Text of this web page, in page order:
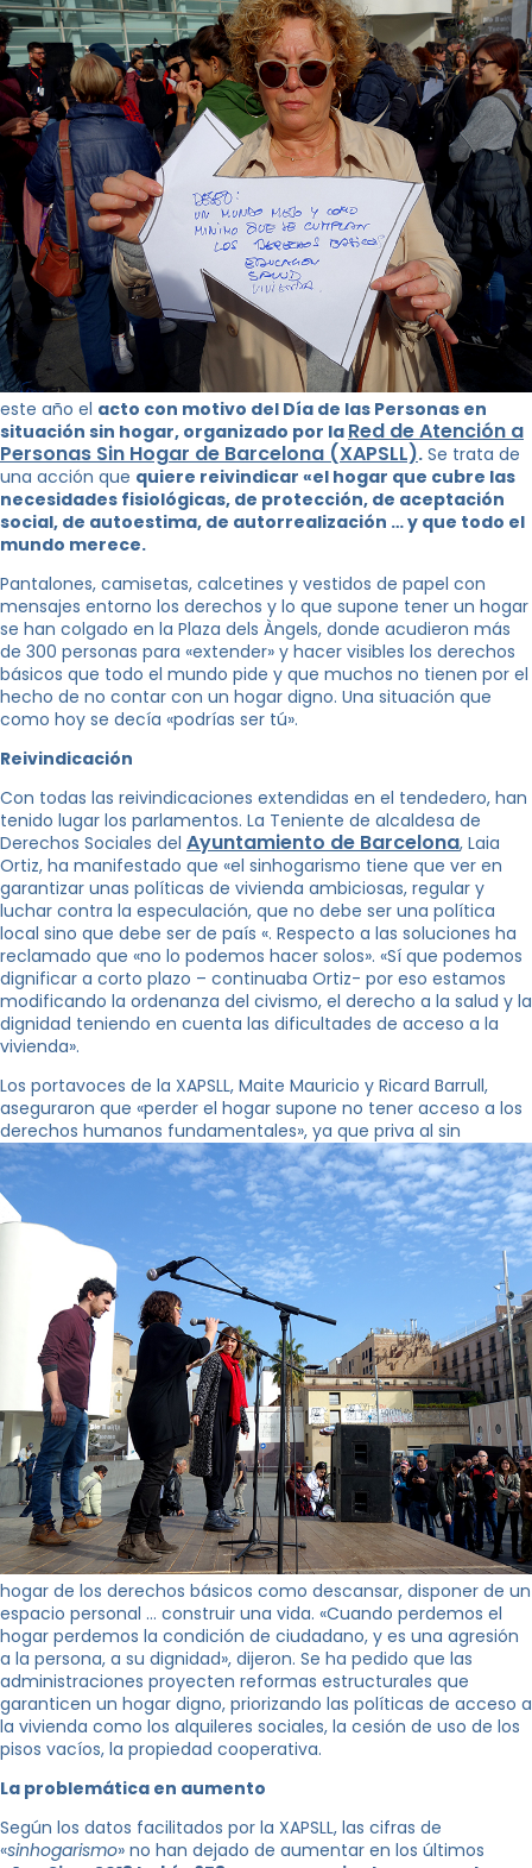
este año el acto con motivo del Día de las Personas en
situación sin hogar, organizado por la Red de Atención a
Personas Sin Hogar de Barcelona (XAPSLL). Se trata de
una acción que quiere reivindicar «el hogar que cubre las
necesidades fisiológicas, de protección, de aceptación
social, de autoestima, de autorrealización … y que todo el
mundo merece.
Pantalones, camisetas, calcetines y vestidos de papel con
mensajes entorno los derechos y lo que supone tener un hogar
se han colgado en la Plaza dels Àngels, donde acudieron más
de 300 personas para «extender» y hacer visibles los derechos
básicos que todo el mundo pide y que muchos no tienen por el
hecho de no contar con un hogar digno. Una situación que
como hoy se decía «podrías ser tú».
Reivindicación
Con todas las reivindicaciones extendidas en el tendedero, han
tenido lugar los parlamentos. La Teniente de alcaldesa de
Derechos Sociales del Ayuntamiento de Barcelona, ​​Laia
Ortiz, ha manifestado que «el sinhogarismo tiene que ver en
garantizar unas políticas de vivienda ambiciosas, regular y
luchar contra la especulación, que no debe ser una política
local sino que debe ser de país «. Respecto a las soluciones ha
reclamado que «no lo podemos hacer solos». «Sí que podemos
dignificar a corto plazo – continuaba Ortiz- por eso estamos
modificando la ordenanza del civismo, el derecho a la salud y la
dignidad teniendo en cuenta las dificultades de acceso a la
vivienda».
Los portavoces de la XAPSLL, Maite Mauricio y Ricard Barrull,
aseguraron que «perder el hogar supone no tener acceso a los
derechos humanos fundamentales», ya que priva al sin
hogar de los derechos básicos como descansar, disponer de un
espacio personal … construir una vida. «Cuando perdemos el
hogar perdemos la condición de ciudadano, y es una agresión
a la persona, a su dignidad», dijeron. Se ha pedido que las
administraciones proyecten reformas estructurales que
garanticen un hogar digno, priorizando las políticas de acceso a
la vivienda como los alquileres sociales, la cesión de uso de los
pisos vacíos, la propiedad cooperativa.
La problemática en aumento
Según los datos facilitados por la XAPSLL, las cifras de
«sinhogarismo» no han dejado de aumentar en los últimos